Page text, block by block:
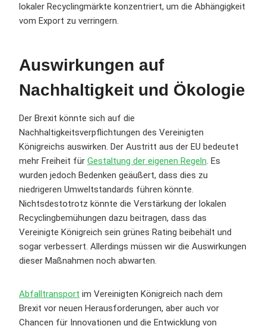
lokaler Recyclingmärkte konzentriert, um die Abhängigkeit
vom Export zu verringern.
Auswirkungen auf
Nachhaltigkeit und Ökologie
Der Brexit könnte sich auf die
Nachhaltigkeitsverpflichtungen des Vereinigten
Königreichs auswirken. Der Austritt aus der EU bedeutet
mehr Freiheit für Gestaltung der eigenen Regeln. Es
wurden jedoch Bedenken geäußert, dass dies zu
niedrigeren Umweltstandards führen könnte.
Nichtsdestotrotz könnte die Verstärkung der lokalen
Recyclingbemühungen dazu beitragen, dass das
Vereinigte Königreich sein grünes Rating beibehält und
sogar verbessert. Allerdings müssen wir die Auswirkungen
dieser Maßnahmen noch abwarten.
Abfalltransport im Vereinigten Königreich nach dem
Brexit vor neuen Herausforderungen, aber auch vor
Chancen für Innovationen und die Entwicklung von